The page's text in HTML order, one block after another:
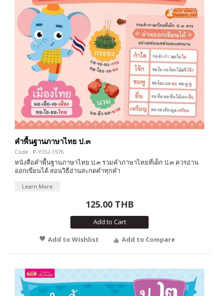
คำพื้นฐานภาษาไทย ป.๓
Code : P-YOU-1576
หนังสือคำพื้นฐานภาษาไทย ป.๓ รวมคำภาษาไทยที่เด็ก ป.๓ ควรอ่าน
ออกเขียนได้ สอนวิธีอ่านสะกดคำทุกคำ
Learn More
125.00 THB
Add to Cart
Add to Wishlist
Add to Compare